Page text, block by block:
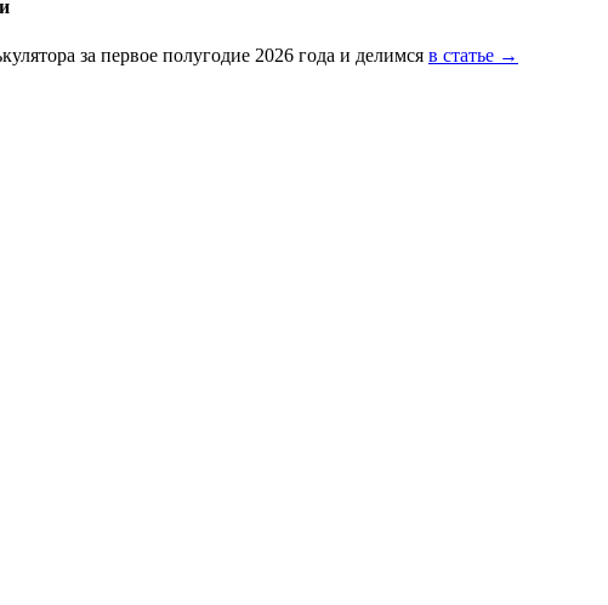
за первое полугодие 2026 года и делимся в статье →